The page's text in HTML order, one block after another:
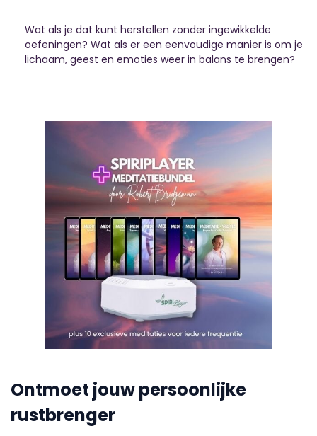
Wat als je dat kunt herstellen zonder ingewikkelde
oefeningen? Wat als er een eenvoudige manier is om je
lichaam, geest en emoties weer in balans te brengen?
Ontmoet jouw persoonlijke
rustbrenger